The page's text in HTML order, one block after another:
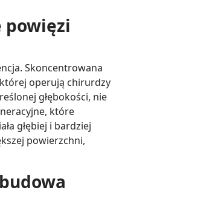
powięzi
Skoncentrowana
operują chirurdzy
głębokości, nie
które
głębiej i bardziej
powierzchni,